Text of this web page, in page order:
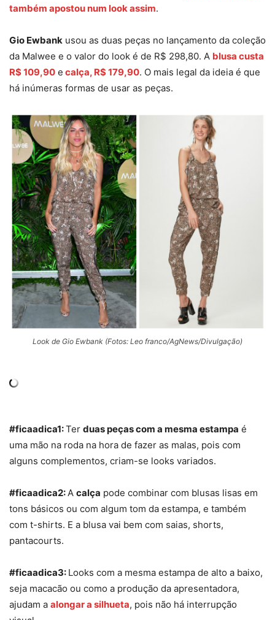
também apostou num look assim.
Gio Ewbank usou as duas peças no lançamento da coleção
da Malwee e o valor do look é de R$ 298,80. A blusa custa
R$ 109,90 e calça, R$ 179,90. O mais legal da ideia é que
há inúmeras formas de usar as peças.
Look de Gio Ewbank (Fotos: Leo franco/AgNews/Divulgação)
#ficaadica1:Ter duas peças com a mesma estampa é
uma mão na roda na hora de fazer as malas, pois com
alguns complementos, criam-se looks variados.
#ficaadica2:A calça pode combinar com blusas lisas em
tons básicos ou com algum tom da estampa, e também
com t-shirts. E a blusa vai bem com saias, shorts,
pantacourts.
#ficaadica3: Looks com a mesma estampa de alto a baixo,
seja macacão ou como a produção da apresentadora,
ajudam a alongar a silhueta, pois não há interrupção